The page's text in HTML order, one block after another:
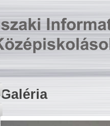
Galéria